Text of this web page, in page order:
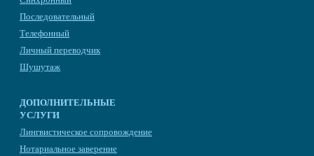
Последовательный
Телефонный
Личный переводчик
Шушутаж
ДОПОЛНИТЕЛЬНЫЕ
УСЛУГИ
Лингвистическое сопровождение
Нотариальное заверение